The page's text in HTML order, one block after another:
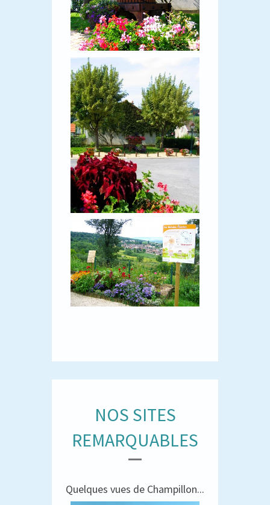
NOS SITES
REMARQUABLES
Quelques vues de Champillon...